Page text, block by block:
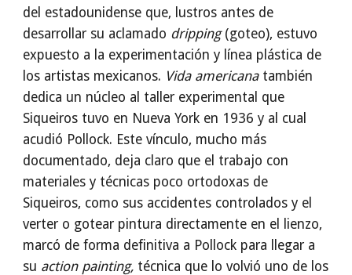
del estadounidense que, lustros antes de
desarrollar su aclamado dripping(goteo), estuvo
expuesto a la experimentación y línea plástica de
los artistas mexicanos. Vida americanatambién
dedica un núcleo al taller experimental que
Siqueiros tuvo en Nueva York en 1936 y al cual
acudió Pollock. Este vínculo, mucho más
documentado, deja claro que el trabajo con
materiales y técnicas poco ortodoxas de
Siqueiros, como sus accidentes controlados y el
verter o gotear pintura directamente en el lienzo,
marcó de forma definitiva a Pollock para llegar a
su action painting, técnica que lo volvió uno de los